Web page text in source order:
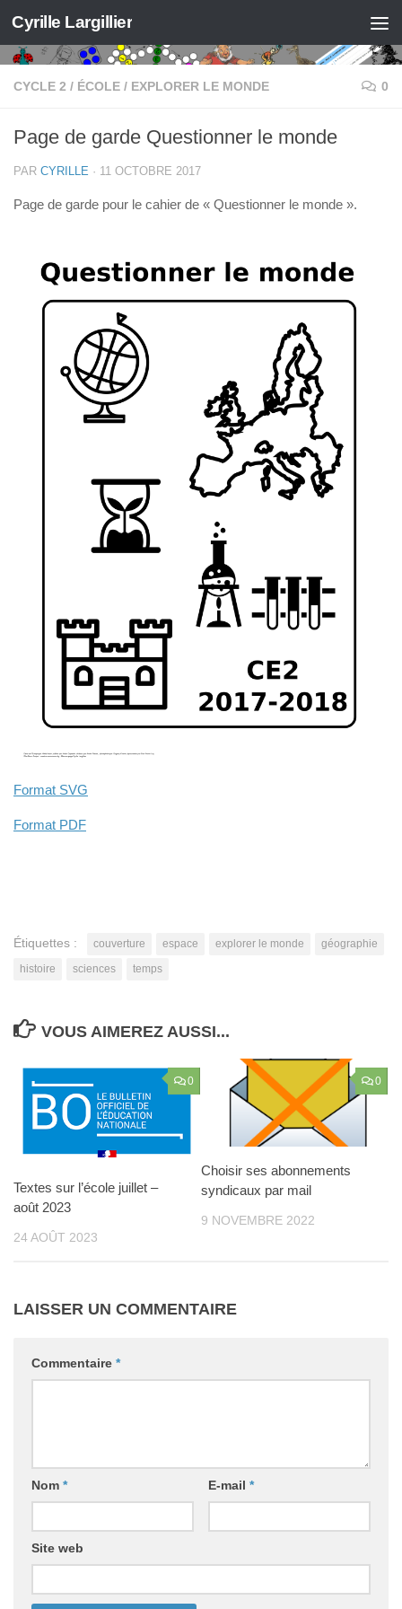
Skip to content
Cyrille Largillier
CYCLE 2 / ÉCOLE / EXPLORER LE MONDE 0
Page de garde Questionner le monde
PAR CYRILLE · 11 OCTOBRE 2017
Page de garde pour le cahier de « Questionner le monde ».
Format SVG
Format PDF
Étiquettes : couverture espace explorer le monde
géographie
histoire
sciences temps
VOUS AIMEREZ AUSSI...
0
Textes sur l’école juillet –
août 2023
24 AOÛT 2023
0
Choisir ses abonnements
syndicaux par mail
9 NOVEMBRE 2022
LAISSER UN COMMENTAIRE
Commentaire *
Nom * E-mail *
Site web